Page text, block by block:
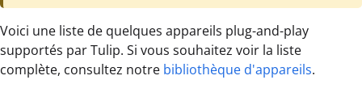
Voici une liste de quelques appareils plug-and-play
supportés par Tulip. Si vous souhaitez voir la liste
complète, consultez notre bibliothèque d'appareils.